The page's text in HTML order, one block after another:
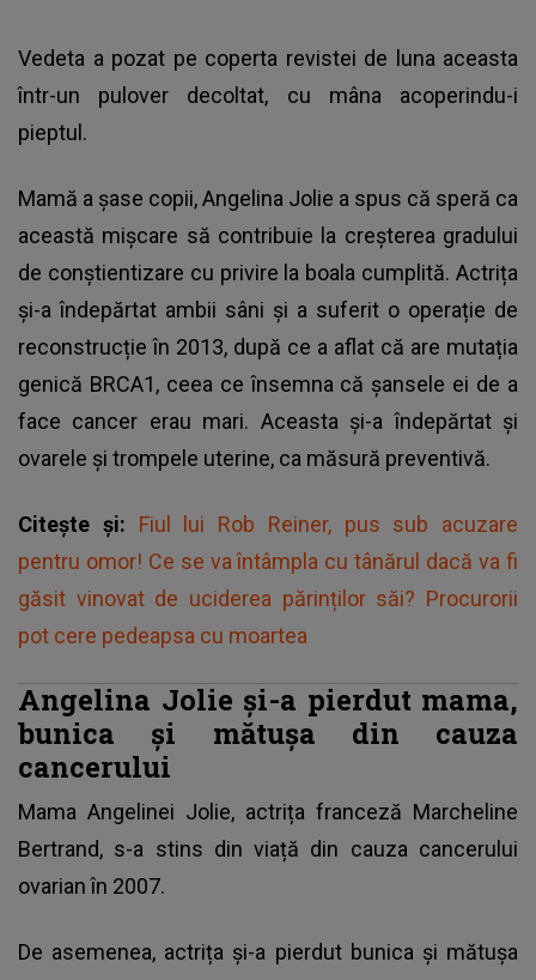
Vedeta a pozat pe coperta revistei de luna aceasta
într-un pulover decoltat, cu mâna acoperindu-i
pieptul.
Mamă a șase copii, Angelina Jolie a spus că speră ca
această mișcare să contribuie la creșterea gradului
de conștientizare cu privire la boala cumplită. Actrița
și-a îndepărtat ambii sâni și a suferit o operație de
reconstrucție în 2013, după ce a aflat că are mutația
genică BRCA1, ceea ce însemna că șansele ei de a
face cancer erau mari. Aceasta și-a îndepărtat și
ovarele și trompele uterine, ca măsură preventivă.
Citește și: Fiul lui Rob Reiner, pus sub acuzare
pentru omor! Ce se va întâmpla cu tânărul dacă va fi
găsit vinovat de uciderea părinților săi? Procurorii
pot cere pedeapsa cu moartea
Angelina Jolie și-a pierdut mama,
bunica și mătușa din cauza
cancerului
Mama Angelinei Jolie, actrița franceză Marcheline
Bertrand, s-a stins din viață din cauza cancerului
ovarian în 2007.
De asemenea, actrița și-a pierdut bunica și mătușa